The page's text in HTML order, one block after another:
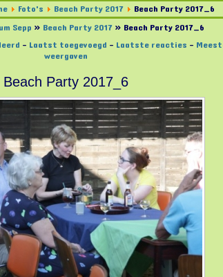
Foto's Beach Party 2017
Beach Party 2017_6
Sepp » Beach Party 2017» Beach Party 2017_6
- Laatst toegevoegd - Laatste reacties -
weergaven
Beach Party 2017_6